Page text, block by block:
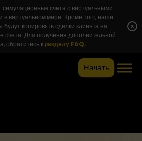
счета с виртуальными
в виртуальном мире. Кроме того, наши
будут копировать сделки клиента на
счета. Для получения дополнительной
обратитесь к разделу FAQ.
x
Начать